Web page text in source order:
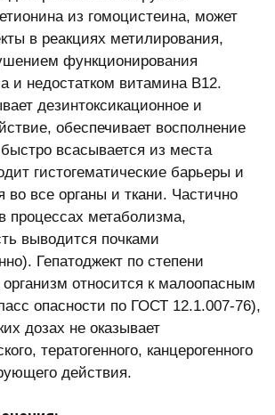
из гомоцистеина, может
в реакциях метилирования,
функционирования
и недостатком витамина В12.
дезинтоксикационное и
обеспечивает восполнение
всасывается из места
гистогематические барьеры и
во все органы и ткани. Частично
процессах метаболизма,
выводится почками
Гепатоджект по степени
относится к малоопасным
опасности по ГОСТ 12.1.007-76),
дозах не оказывает
тератогенного, канцерогенного
действия.